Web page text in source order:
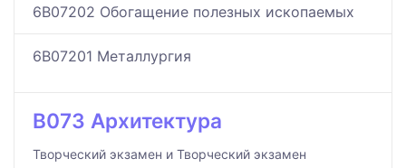
6B07202 Обогащение полезных ископаемых
6B07201 Металлургия
B073 Архитектура
Творческий экзамен и Творческий экзамен